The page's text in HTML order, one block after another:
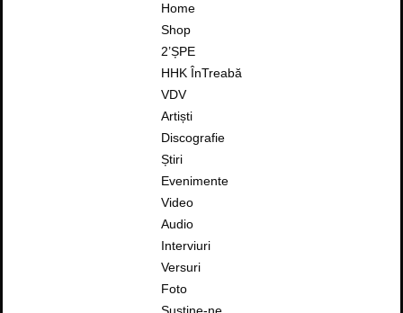
Home
Shop
2’ȘPE
HHK ÎnTreabă
VDV
Artiști
Discografie
Știri
Evenimente
Video
Audio
Interviuri
Versuri
Foto